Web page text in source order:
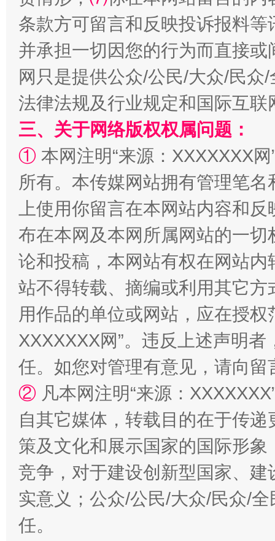
阿坝州三大球赛在茂县开幕 规模
国家大学科技园优化重塑工作
扯下公款旅游的“隐身衣” 如何以
条款方可留言和反映投诉报料
并承担一切因您的行为而直接
网只是提供公众/公民/大众/民
法律法规及行业规定和国际互
三、关于网络版权权属问题：
① 本网注明“来源：XXXXXXX
所有。本传媒网站拥有管理笔
上使用你留言在本网站内容和
布在本网及本网所属网站的一
论和投稿，本网站有权在网站
站不得转载、摘编或利用其它
用作品的单位或网站，应在授
XXXXXXX网”。违反上述声明
任。如您对管理有意见，请向
② 凡本网注明“来源：
自其它媒体，转载目的在于传
策及文化和展示国家的国际形
竞争，对于建设创新型国家、
实意义；公众/公民/大众/民众/
任。